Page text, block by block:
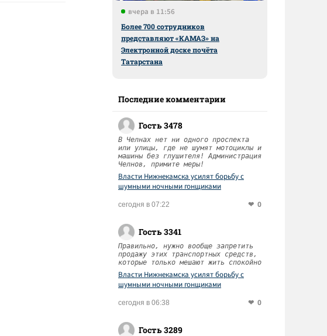
вчера в 11:56
Более 700 сотрудников
представляют «КАМАЗ» на
Электронной доске почёта
Татарстана
Последние комментарии
Гость 3478
В Челнах нет ни одного проспекта
или улицы, где не шумят мотоциклы и
машины без глушителя! Администрация
Челнов, примите меры!
Власти Нижнекамска усилят борьбу с
шумными ночными гонщиками
сегодня в 07:22 0
Гость 3341
Правильно, нужно вообще запретить
продажу этих транспортных средств,
которые только мешают жить спокойно
Власти Нижнекамска усилят борьбу с
шумными ночными гонщиками
сегодня в 06:38 0
Гость 3289